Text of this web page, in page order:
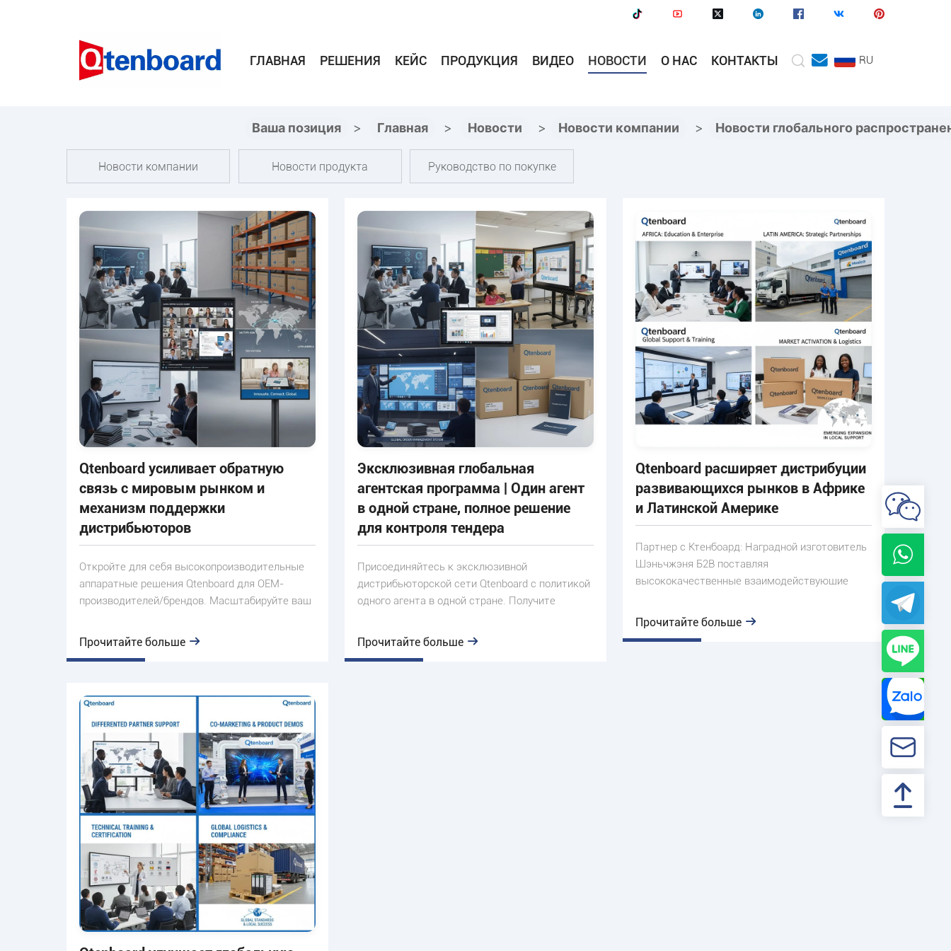
ГЛАВНАЯ РЕШЕНИЯ КЕЙС ПРОДУКЦИЯ ВИДЕО НОВОСТИ О НАС КОНТАКТЫ RU
Ваша позиция > Главная > Новости > Новости компании > Новости глобального
Новости компании Новости продукта Руководство по покупке
Qtenboard усиливает обратную
связь с мировым рынком и
механизм поддержки
дистрибьюторов
Откройте для себя высокопроизводительные
аппаратные решения Qtenboard для OEM-
производителей/брендов. Масштабируйте ваш
плоскими панелями, цифровыми синьяге &
киосками.
Прочитайте больше
Эксклюзивная глобальная
агентская программа | Один агент
в одной стране, полное решение
для контроля тендера
Присоединяйтесь к эксклюзивной
дистрибьюторской сети Qtenboard с политикой
одного агента в одной стране. Получите
обеспечение & замок предложения
сертификата, бесплатное программное
Прочитайте больше
Qtenboard расширяет дистрибуции
развивающихся рынков в Африке
и Латинской Америке
Партнер с Ктенбоард: Наградной изготовитель
Шэньчжэня Б2В поставляя
высококачественные взаимодействующие
для глобальных владельцев бренда.
Прочитайте больше